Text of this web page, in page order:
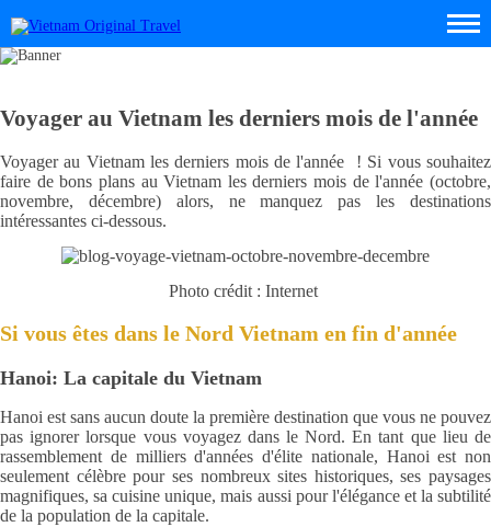
Voyager au Vietnam les derniers mois de l'année
Voyager au Vietnam les derniers mois de l'année ! Si vous souhaitez
faire de bons plans au Vietnam les derniers mois de l'année (octobre,
novembre, décembre) alors, ne manquez pas les destinations
intéressantes ci-dessous.
Photo crédit : Internet
Si vous êtes dans le Nord Vietnam en fin d'année
Hanoi: La capitale du Vietnam
Hanoi est sans aucun doute la première destination que vous ne pouvez
pas ignorer lorsque vous voyagez dans le Nord. En tant que lieu de
rassemblement de milliers d'années d'élite nationale, Hanoi est non
seulement célèbre pour ses nombreux sites historiques, ses paysages
magnifiques, sa cuisine unique, mais aussi pour l'élégance et la subtilité
de la population de la capitale.